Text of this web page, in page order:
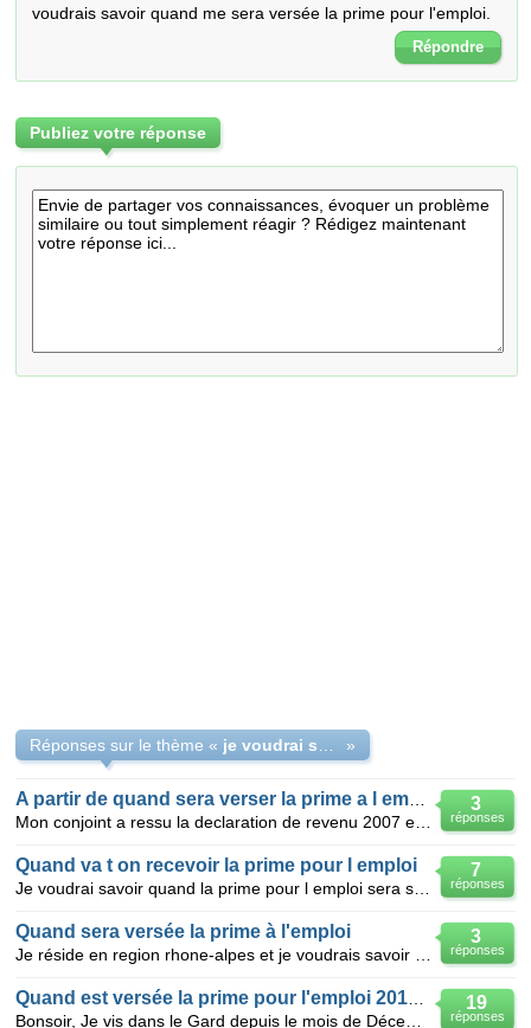
voudrais savoir quand me sera versée la prime pour l'emploi.
Répondre
Publiez votre réponse
Réponses sur le thème « »
3
réponses
7
réponses
Quand va t on recevoir la prime pour l emploi
3
réponses
Quand sera versée la prime à l'emploi
19
réponses